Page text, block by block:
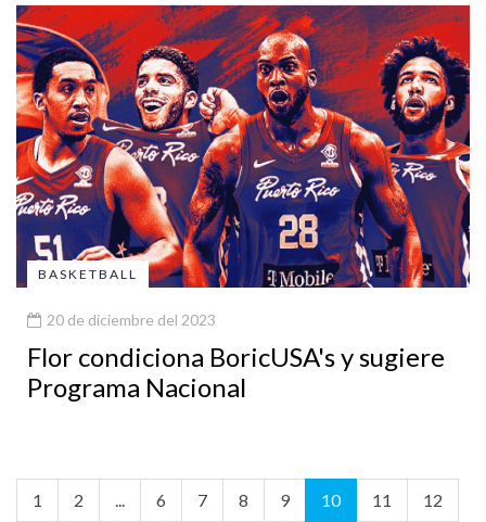
BASKETBALL
20 de diciembre del 2023
Flor condiciona BoricUSA's y sugiere
Programa Nacional
1 2 ... 6 7 8 9 10 11 12